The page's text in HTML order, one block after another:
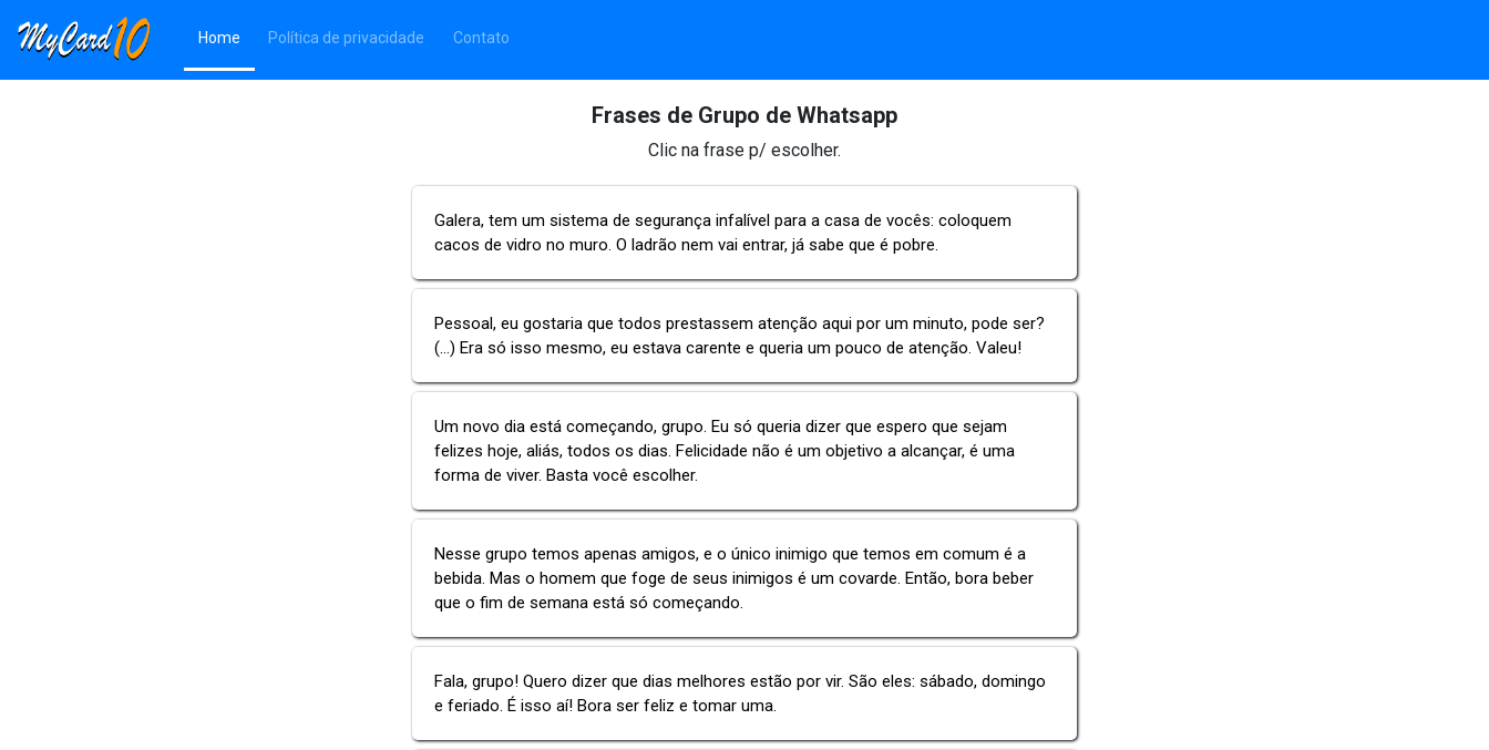
Home(Página atual)
Política de privacidade Contato
Frases de Grupo de Whatsapp
Clic na frase p/ escolher.
Galera, tem um sistema de segurança infalível para a casa de vocês: coloquem
cacos de vidro no muro. O ladrão nem vai entrar, já sabe que é pobre.
Pessoal, eu gostaria que todos prestassem atenção aqui por um minuto, pode ser?
(...) Era só isso mesmo, eu estava carente e queria um pouco de atenção. Valeu!
Um novo dia está começando, grupo. Eu só queria dizer que espero que sejam
felizes hoje, aliás, todos os dias. Felicidade não é um objetivo a alcançar, é uma
forma de viver. Basta você escolher.
Nesse grupo temos apenas amigos, e o único inimigo que temos em comum é a
bebida. Mas o homem que foge de seus inimigos é um covarde. Então, bora beber
que o fim de semana está só começando.
Fala, grupo! Quero dizer que dias melhores estão por vir. São eles: sábado, domingo
e feriado. É isso aí! Bora ser feliz e tomar uma.